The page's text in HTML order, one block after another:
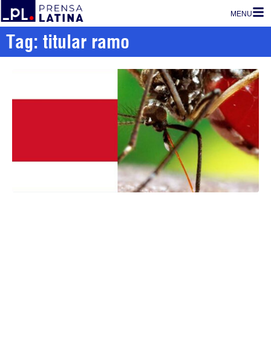
MENU
Tag: titular ramo